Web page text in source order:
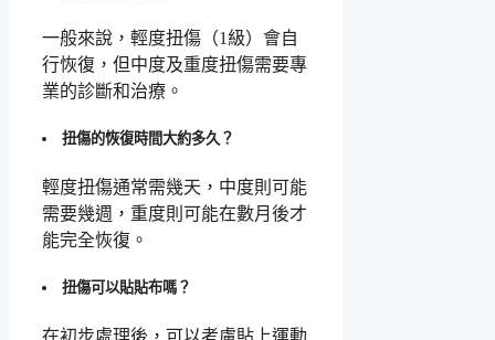
一般來說，輕度扭傷（1級）會自
行恢復，但中度及重度扭傷需要專
業的診斷和治療。
扭傷的恢復時間大約多久？
輕度扭傷通常需幾天，中度則可能
需要幾週，重度則可能在數月後才
能完全恢復。
扭傷可以貼貼布嗎？